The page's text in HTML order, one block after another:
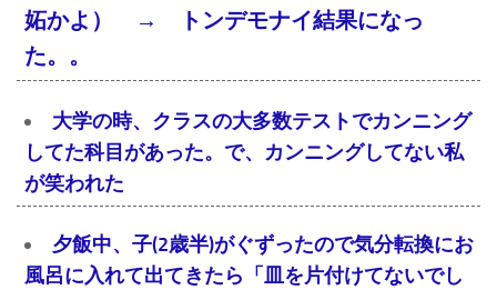
妬かよ） → トンデモナイ結果になっ
た。。
大学の時、クラスの大多数テストでカンニング
してた科目があった。で、カンニングしてない私
が笑われた
夕飯中、子(2歳半)がぐずったので気分転換にお
風呂に入れて出てきたら「皿を片付けてないでし